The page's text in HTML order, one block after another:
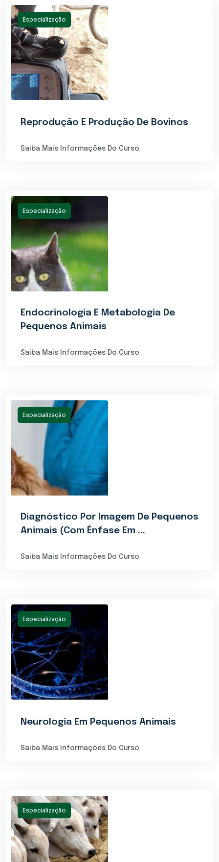
Especialização
Reprodução E Produção De Bovinos
Saiba Mais Informações Do Curso
Especialização
Endocrinologia E Metabologia De
Pequenos Animais
Saiba Mais Informações Do Curso
Especialização
Diagnóstico Por Imagem De Pequenos
Animais (Com Ênfase Em ...
Saiba Mais Informações Do Curso
Especialização
Neurologia Em Pequenos Animais
Saiba Mais Informações Do Curso
Especialização